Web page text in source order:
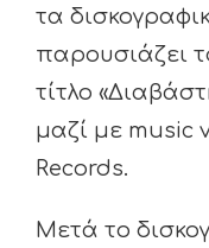
τα
παρουσιάζει
τίτλο
μαζί με music
Records.
Μετά το